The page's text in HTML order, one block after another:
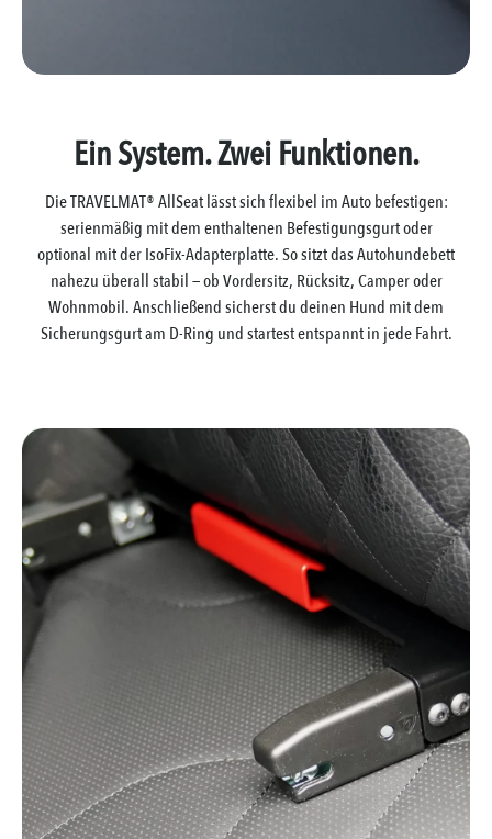
Ein System. Zwei Funktionen.
Die TRAVELMAT® AllSeat lässt sich flexibel im Auto befestigen:
serienmäßig mit dem enthaltenen Befestigungsgurt oder
optional mit der IsoFix-Adapterplatte. So sitzt das Autohundebett
nahezu überall stabil — ob Vordersitz, Rücksitz, Camper oder
Wohnmobil. Anschließend sicherst du deinen Hund mit dem
Sicherungsgurt am D-Ring und startest entspannt in jede Fahrt.